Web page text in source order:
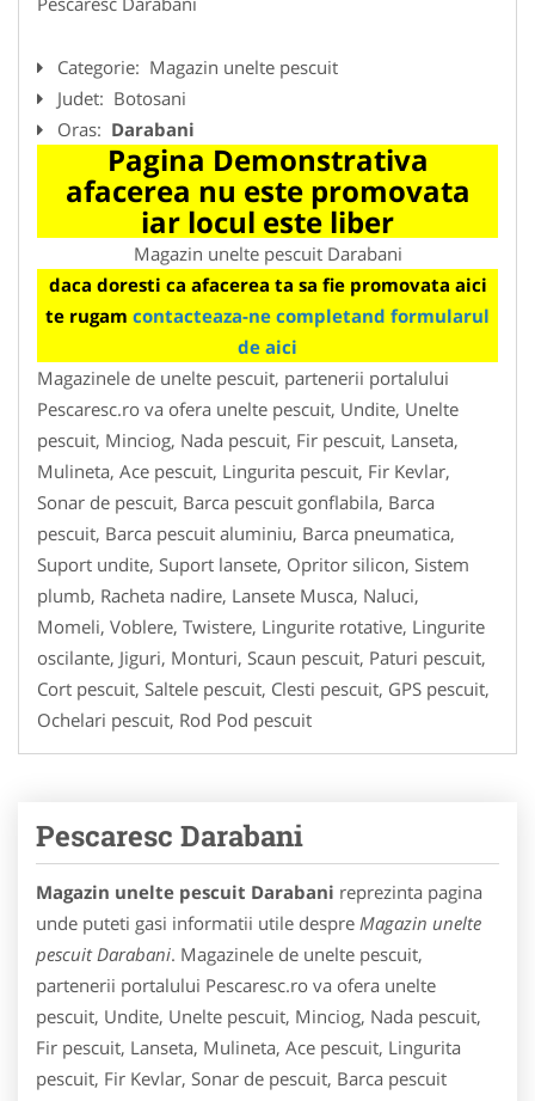
Categorie: Magazin unelte pescuit
Judet: Botosani
Oras: Darabani
Pagina Demonstrativa
afacerea nu este promovata
iar locul este liber
Magazin unelte pescuit Darabani
daca doresti ca afacerea ta sa fie promovata aici
te rugam contacteaza-ne completand formularul
de aici
Magazinele de unelte pescuit, partenerii portalului
Pescaresc.ro va ofera unelte pescuit, Undite, Unelte
pescuit, Minciog, Nada pescuit, Fir pescuit, Lanseta,
Mulineta, Ace pescuit, Lingurita pescuit, Fir Kevlar,
Sonar de pescuit, Barca pescuit gonflabila, Barca
pescuit, Barca pescuit aluminiu, Barca pneumatica,
Suport undite, Suport lansete, Opritor silicon, Sistem
plumb, Racheta nadire, Lansete Musca, Naluci,
Momeli, Voblere, Twistere, Lingurite rotative, Lingurite
oscilante, Jiguri, Monturi, Scaun pescuit, Paturi pescuit,
Cort pescuit, Saltele pescuit, Clesti pescuit, GPS pescuit,
Ochelari pescuit, Rod Pod pescuit
Pescaresc Darabani
Magazin unelte pescuit Darabani reprezinta pagina
unde puteti gasi informatii utile despre Magazin unelte
pescuit Darabani. Magazinele de unelte pescuit,
partenerii portalului Pescaresc.ro va ofera unelte
pescuit, Undite, Unelte pescuit, Minciog, Nada pescuit,
Fir pescuit, Lanseta, Mulineta, Ace pescuit, Lingurita
pescuit, Fir Kevlar, Sonar de pescuit, Barca pescuit